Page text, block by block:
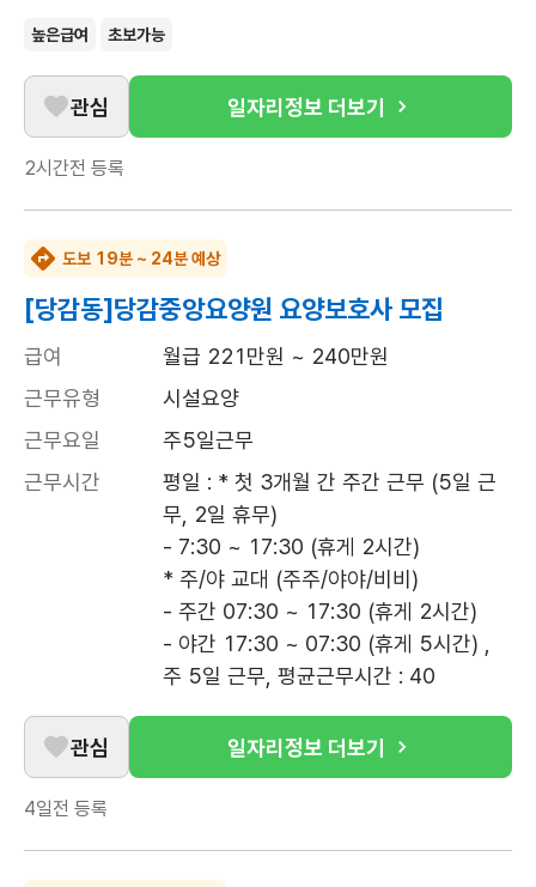
높은급여 초보가능
관심 일자리정보 더보기
2시간전 등록
도보 19분 ~ 24분 예상
[당감동]당감중앙요양원 요양보호사 모집
급여
월급 221만원 ~ 240만원
근무유형
시설요양
근무요일
주5일근무
근무시간
평일 : * 첫 3개월 간 주간 근무 (5일 근
무, 2일 휴무)
- 7:30 ~ 17:30 (휴게 2시간)
* 주/야 교대 (주주/야야/비비)
- 주간 07:30 ~ 17:30 (휴게 2시간)
- 야간 17:30 ~ 07:30 (휴게 5시간) ,
주 5일 근무, 평균근무시간 : 40
관심 일자리정보 더보기
4일전 등록